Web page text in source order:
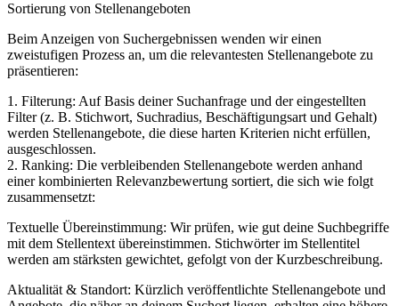
Sortierung von Stellenangeboten
Beim Anzeigen von Suchergebnissen wenden wir einen
zweistufigen Prozess an, um die relevantesten Stellenangebote zu
präsentieren:
1. Filterung: Auf Basis deiner Suchanfrage und der eingestellten
Filter (z. B. Stichwort, Suchradius, Beschäftigungsart und Gehalt)
werden Stellenangebote, die diese harten Kriterien nicht erfüllen,
ausgeschlossen.
2. Ranking: Die verbleibenden Stellenangebote werden anhand
einer kombinierten Relevanzbewertung sortiert, die sich wie folgt
zusammensetzt:
Textuelle Übereinstimmung: Wir prüfen, wie gut deine Suchbegriffe
mit dem Stellentext übereinstimmen. Stichwörter im Stellentitel
werden am stärksten gewichtet, gefolgt von der Kurzbeschreibung.
Aktualität & Standort: Kürzlich veröffentlichte Stellenangebote und